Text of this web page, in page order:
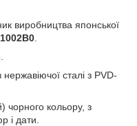
виробництва японської
сталі з PVD-
чорного кольору, з
і дати.